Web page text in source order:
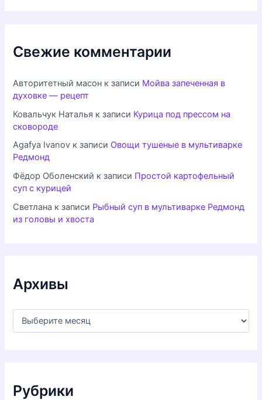
Свежие комментарии
Авторитетный масон к записи Мойва запеченная в
духовке — рецепт
Ковальчук Наталья к записи Курица под прессом на
сковороде
Agafya Ivanov к записи Овощи тушеные в мультиварке
Редмонд
Фёдор Оболенский к записи Простой картофельный
суп с курицей
Светлана к записи Рыбный суп в мультиварке Редмонд
из головы и хвоста
Архивы
Рубрики